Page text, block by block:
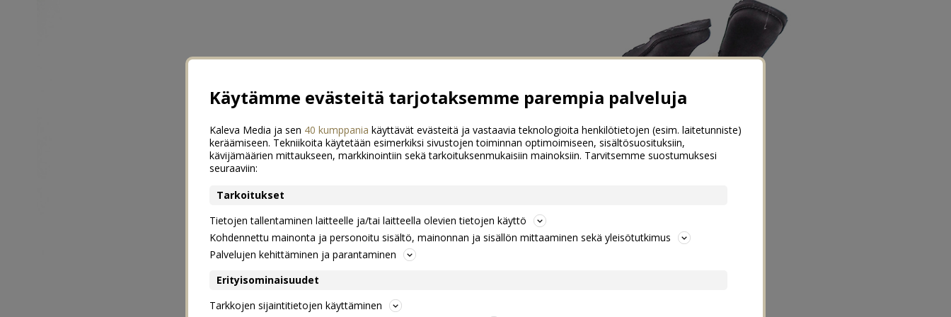
Käytämme evästeitä tarjotaksemme parempia palveluja
Kaleva Media ja sen 40 kumppania käyttävät evästeitä ja vastaavia teknologioita henkilötietojen (esim. laitetunniste)
keräämiseen. Tekniikoita käytetään esimerkiksi sivustojen toiminnan optimoimiseen, sisältösuosituksiin,
kävijämäärien mittaukseen, markkinointiin sekä tarkoituksenmukaisiin mainoksiin. Tarvitsemme suostumuksesi
seuraaviin:
Tarkoitukset
Tietojen tallentaminen laitteelle ja/tai laitteella olevien tietojen käyttö
Kohdennettu mainonta ja personoitu sisältö, mainonnan ja sisällön mittaaminen sekä yleisötutkimus
Palvelujen kehittäminen ja parantaminen
Erityisominaisuudet
Tarkkojen sijaintitietojen käyttäminen